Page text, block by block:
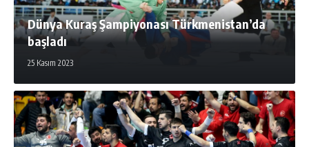
Dünya Kuraş Şampiyonası Türkmenistan’da
başladı
25 Kasım 2023